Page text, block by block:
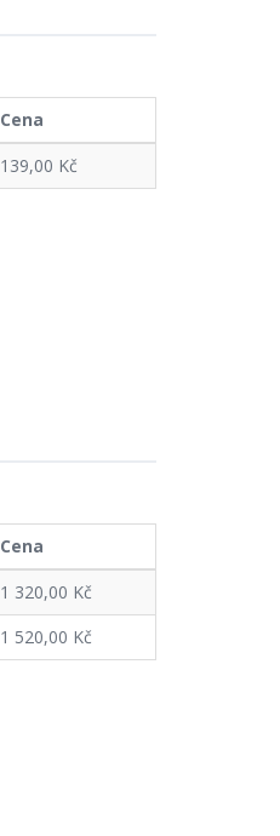
Cena
139,00 Kč
Cena
1 320,00 Kč
1 520,00 Kč